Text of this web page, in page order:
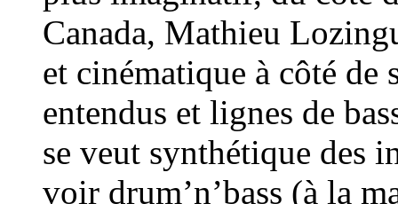
Canada, Mathieu
et cinématique à côté de
entendus et lignes de
se veut synthétique des
voir drum’n’bass (à la